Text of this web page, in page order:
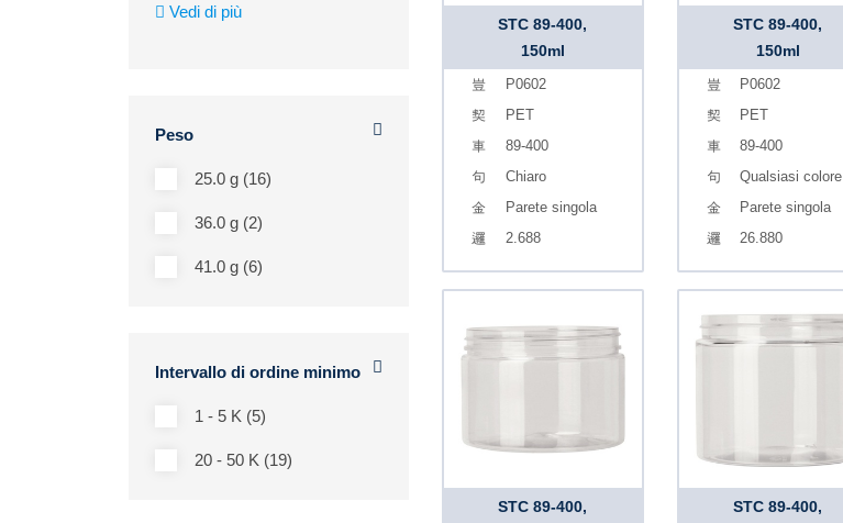
Vedi di più
Peso
25.0 g (16)
36.0 g (2)
41.0 g (6)
Intervallo di ordine minimo
1 - 5 K (5)
20 - 50 K (19)
STC 89-400,
150ml
P0602
PET
89-400
Chiaro
Parete singola
2.688
STC 89-400,
150ml
P0602
PET
89-400
Qualsiasi colore
Parete singola
26.880
STC 89-400,
STC 89-400,